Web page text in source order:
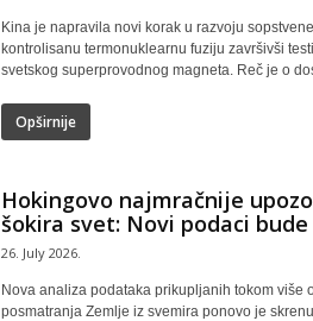
Kina je napravila novi korak u razvoju
kontrolisanu termonuklearnu fuziju završivši
svetskog superprovodnog magneta. Reč je o
Opširnije
Hokingovo najmračnije
šokira svet: Novi podaci
26. July 2026.
Nova analiza podataka prikupljanih tokom više
posmatranja Zemlje iz svemira ponovo je